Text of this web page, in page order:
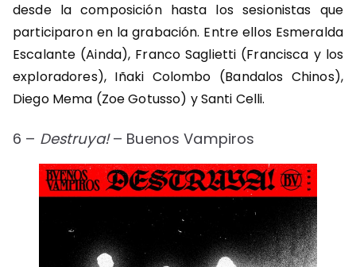
desde la composición hasta los sesionistas que
participaron en la grabación. Entre ellos Esmeralda
Escalante (Ainda), Franco Saglietti (Francisca y los
exploradores), Iñaki Colombo (Bandalos Chinos),
Diego Mema (Zoe Gotusso) y Santi Celli.
6 – Destruya!– Buenos Vampiros